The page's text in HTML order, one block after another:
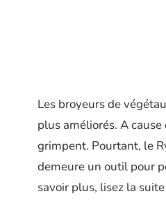
Les broyeurs de
plus améliorés. A cause
grimpent. Pourtant, le
demeure un outil pour
savoir plus, lisez la